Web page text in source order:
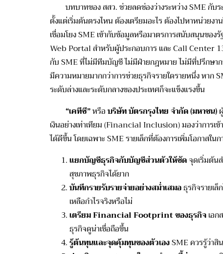
บทบาทของ สสว. ช่วยลดช่องว่างระหว่าง SME กั
ตั้งแต่เริ่มต้นตรงไหน ต้องเตรียมอะไร ต้องไปหาหน่วยงา
เชื่อมโยง SME เข้ากับข้อมูลหรือมาตรการสนับสนุนของรั
Web Portal สำหรับผู้ประกอบการ และ Call Center
กับ SME ที่ไม่มีทีมบัญชี ไม่มีฝ่ายกฎหมาย ไม่มีที่ปรึกษาก
มีความหมายมากกว่าการช่วยธุรกิจรายใดรายหนึ่ง หาก
ระดับล่างและระดับกลางของประเทศก็จะแข็งแรงขึ้น
“เคทีซี”หรือบริษัท บัตรกรุงไทย จำกัด (มหาชน)
เงินอย่างเท่าเทียม (Financial Inclusion) มองว่าการเข้
ได้ดีขึ้น โดยเฉพาะ SME รายเล็กที่ต้องการเพิ่มโอกาสใน
แยกบัญชีธุรกิจกับบัญชีส่วนตัวให้ชัดจุดเริ่มต้
สุขภาพธุรกิจได้ยาก
บันทึกรายรับรายจ่ายอย่างสม่ำเสมอธุรกิจรายเล็
เหลือกำไรจริงหรือไม่
เตรียม Financial Footprint ของธุรกิจเอก
ธุรกิจดูน่าเชื่อถือขึ้น
รู้ต้นทุนและจุดคุ้มทุนของตัวเองSME ควรรู้ว่า